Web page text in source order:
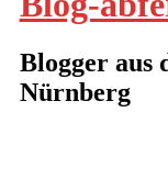
Blogger aus
Nürnberg